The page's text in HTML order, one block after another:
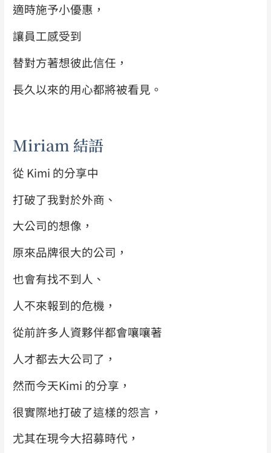
適時施予小優惠，
讓員工感受到
替對方著想彼此信任，
長久以來的用心都將被看見。
Miriam 結語
從 Kimi 的分享中
打破了我對於外商、
大公司的想像，
原來品牌很大的公司，
也會有找不到人、
人不來報到的危機，
從前許多人資夥伴都會嚷嚷著
人才都去大公司了，
然而今天Kimi 的分享，
很實際地打破了這樣的怨言，
尤其在現今大招募時代，